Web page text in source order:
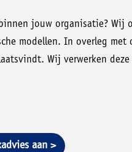
jouw organisatie? Wij
modellen. In overleg met
Wij verwerken
aan >